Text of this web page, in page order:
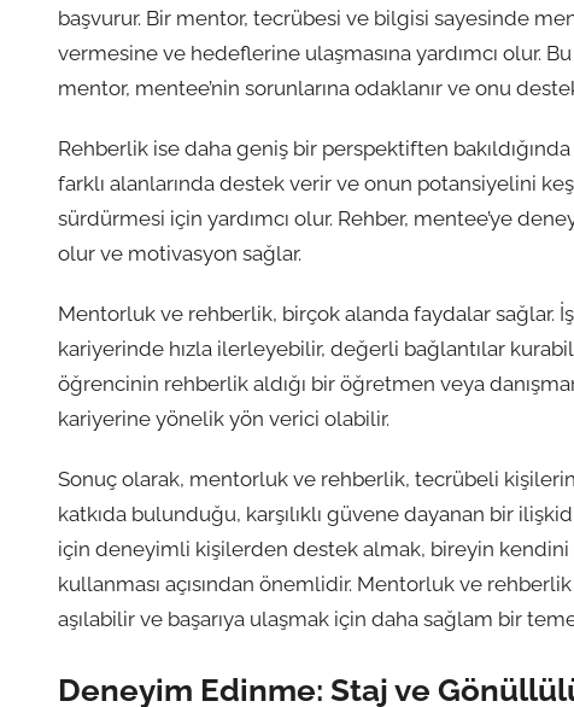
başvurur. Bir mentor, tecrübesi ve bilgisi sayesinde
vermesine ve hedeflerine ulaşmasına yardımcı olur.
mentor, mentee’nin sorunlarına odaklanır ve onu
Rehberlik ise daha geniş bir perspektiften
farklı alanlarında destek verir ve onun potansiyelini
sürdürmesi için yardımcı olur. Rehber, mentee’ye
olur ve motivasyon sağlar.
Mentorluk ve rehberlik, birçok alanda faydalar sağlar.
kariyerinde hızla ilerleyebilir, değerli bağlantılar
öğrencinin rehberlik aldığı bir öğretmen veya
kariyerine yönelik yön verici olabilir.
Sonuç olarak, mentorluk ve rehberlik, tecrübeli
katkıda bulunduğu, karşılıklı güvene dayanan bir
için deneyimli kişilerden destek almak, bireyin
kullanması açısından önemlidir. Mentorluk ve
aşılabilir ve başarıya ulaşmak için daha sağlam bir
Deneyim Edinme: Staj ve